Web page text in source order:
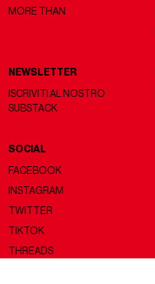
MORE THAN
NEWSLETTER
ISCRIVITI AL NOSTRO
SUBSTACK
SOCIAL
FACEBOOK
INSTAGRAM
TWITTER
TIKTOK
THREADS